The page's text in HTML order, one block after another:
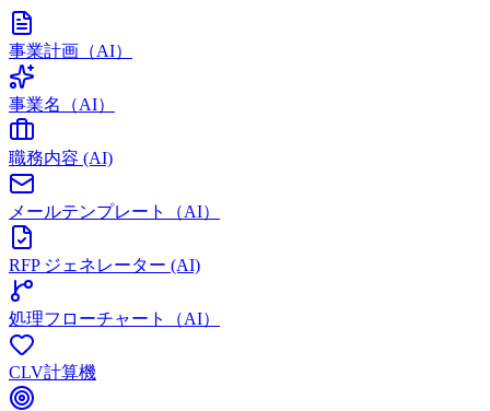
事業計画（AI）
事業名（AI）
職務内容 (AI)
メールテンプレート（AI）
RFP ジェネレーター (AI)
処理フローチャート（AI）
CLV計算機